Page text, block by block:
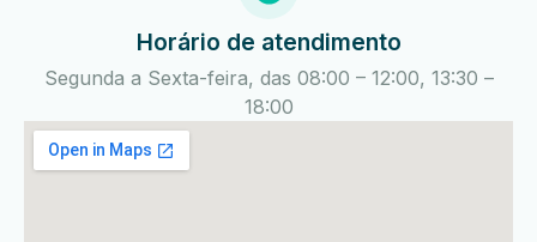
Horário de atendimento
Segunda a Sexta-feira, das 08:00 – 12:00, 13:30 –
18:00